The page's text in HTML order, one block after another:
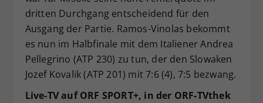
dritten Durchgang entscheidend für den
Ausgang der Partie. Ramos-Vinolas bekommt
es nun im Halbfinale mit dem Italiener Andrea
Pellegrino (ATP 230) zu tun, der den Slowaken
Jozef Kovalik (ATP 201) mit 7:6 (4), 7:5 bezwang.
Live-TV auf ORF SPORT+, in der ORF-TVthek